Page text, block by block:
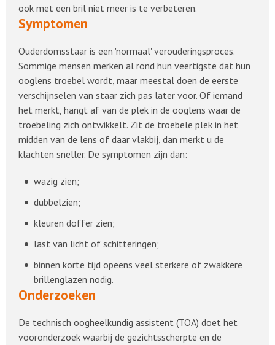
ook met een bril niet meer is te verbeteren.
Symptomen
Ouderdomsstaar is een 'normaal' verouderingsproces.
Sommige mensen merken al rond hun veertigste dat hun
ooglens troebel wordt, maar meestal doen de eerste
verschijnselen van staar zich pas later voor. Of iemand
het merkt, hangt af van de plek in de ooglens waar de
troebeling zich ontwikkelt. Zit de troebele plek in het
midden van de lens of daar vlakbij, dan merkt u de
klachten sneller. De symptomen zijn dan:
wazig zien;
dubbelzien;
kleuren doffer zien;
last van licht of schitteringen;
binnen korte tijd opeens veel sterkere of zwakkere
brillenglazen nodig.
Onderzoeken
De technisch oogheelkundig assistent (TOA) doet het
vooronderzoek waarbij de gezichtsscherpte en de